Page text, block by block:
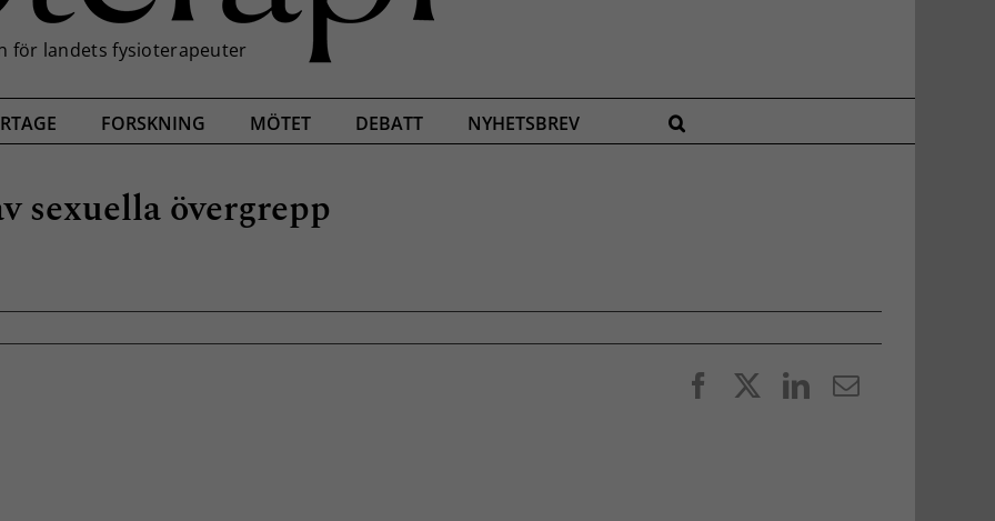
FORSKNING MÖTET DEBATT NYHETSBREV
sexuella övergrepp
FacebookLinkedIn
E-